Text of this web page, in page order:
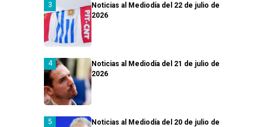
Noticias al Mediodía del 22 de julio de
2026
Noticias al Mediodía del 21 de julio de
2026
Noticias al Mediodía del 20 de julio de